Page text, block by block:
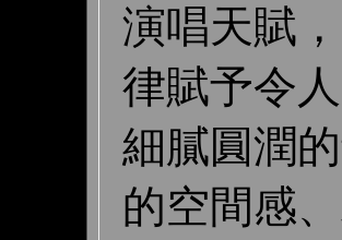
演唱天賦
律賦予令
細膩圓潤
的空間感